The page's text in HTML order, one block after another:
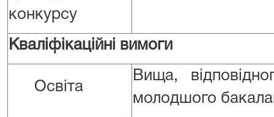
конкурсу
Кваліфікаційні вимоги
Освіта
Вища,
молодшого